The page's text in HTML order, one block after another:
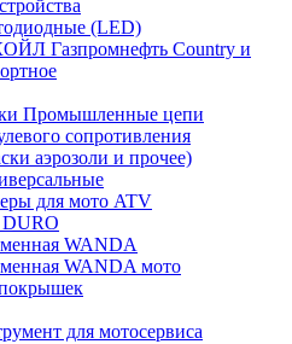
(LED)
Газпромнефть Country и
Промышленные цепи
сопротивления
аэрозоли и прочее)
для мото ATV
WANDA
WANDA мото
для мотосервиса